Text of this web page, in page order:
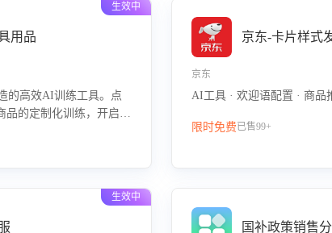
生效中
用品
的高效AI训练工具。点
品的定制化训练，开启模
对能力。
京东-卡片样式
京东
AI工具 · 欢迎语配置 · 商品
限时免费已售99+
生效中
国补政策销售